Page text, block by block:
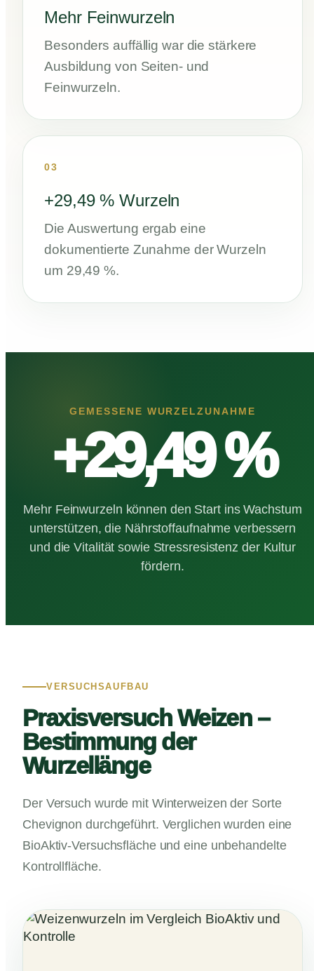
Mehr Feinwurzeln
Besonders auffällig war die stärkere
Ausbildung von Seiten- und
Feinwurzeln.
03
+29,49 % Wurzeln
Die Auswertung ergab eine
dokumentierte Zunahme der Wurzeln
um 29,49 %.
GEMESSENE WURZELZUNAHME
+29,49 %
Mehr Feinwurzeln können den Start ins Wachstum
unterstützen, die Nährstoffaufnahme verbessern
und die Vitalität sowie Stressresistenz der Kultur
fördern.
VERSUCHSAUFBAU
Praxisversuch Weizen –
Bestimmung der
Wurzellänge
Der Versuch wurde mit Winterweizen der Sorte
Chevignon durchgeführt. Verglichen wurden eine
BioAktiv-Versuchsfläche und eine unbehandelte
Kontrollfläche.